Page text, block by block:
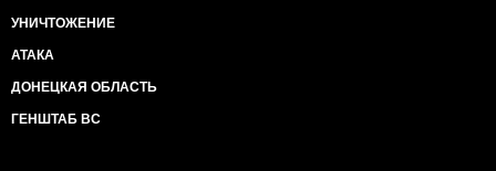
УНИЧТОЖЕНИЕ
АТАКА
ДОНЕЦКАЯ ОБЛАСТЬ
ГЕНШТАБ ВС